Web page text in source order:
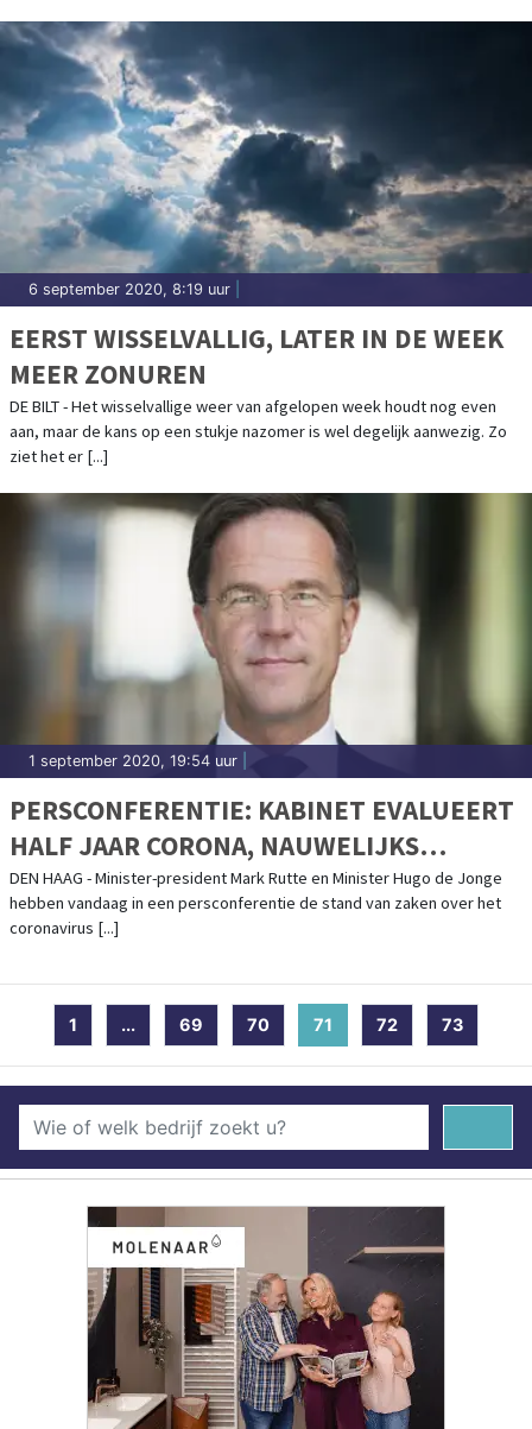
6 september 2020, 8:19 uur
EERST WISSELVALLIG, LATER IN DE WEEK
MEER ZONUREN
DE BILT - Het wisselvallige weer van afgelopen week houdt nog even
aan, maar de kans op een stukje nazomer is wel degelijk aanwezig. Zo
ziet het er [...]
1 september 2020, 19:54 uur
PERSCONFERENTIE: KABINET EVALUEERT
HALF JAAR CORONA, NAUWELIJKS
NIEUWE MAATREGELEN
DEN HAAG - Minister-president Mark Rutte en Minister Hugo de Jonge
hebben vandaag in een persconferentie de stand van zaken over het
coronavirus [...]
1 ... 69 70 71 (current)
72 73